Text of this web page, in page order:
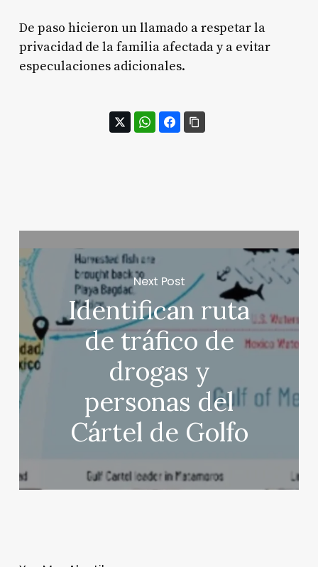
De paso hicieron un llamado a respetar la
privacidad de la familia afectada y a evitar
especulaciones adicionales.
Next Post
Identifican ruta
de tráfico de
drogas y
personas del
Cártel de Golfo